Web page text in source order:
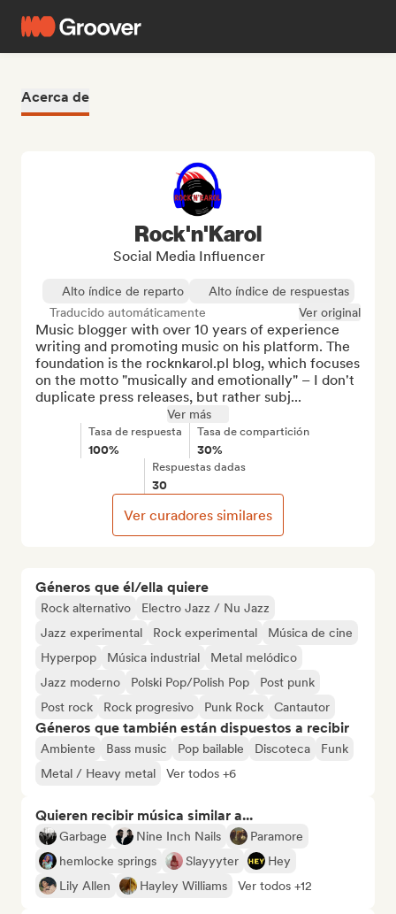
Acerca de
Géneros que él/ella quiere
Rock alternativo
Electro Jazz / Nu Jazz
Jazz experimental
Rock experimental
Música de cine
Hyperpop
Música industrial
Metal melódico
Jazz moderno
Polski Pop/Polish Pop
Post punk
Post rock
Rock progresivo Punk Rock Cantautor
Géneros que también están dispuestos a recibir
Ambiente Bass music Pop bailable Discoteca
Funk
Metal / Heavy metal
Ver todos +6
Quieren recibir música similar a...
Garbage Nine Inch Nails
Paramore
hemlocke springs
Slayyyter
Hey
Lily Allen
Hayley Williams Ver todos +12
Rock'n'Karol
Social Media Influencer
Alto índice de reparto
Alto índice de respuestas
Traducido automáticamente
Ver original
Music blogger with over 10 years of experience
writing and promoting music on his platform. The
foundation is the rocknkarol.pl blog, which focuses
on the motto "musically and emotionally" – I don't
duplicate press releases, but rather subj...
Ver más
Tasa de respuesta
100%
Tasa de compartición
30%
Respuestas dadas
30
Ver curadores similares